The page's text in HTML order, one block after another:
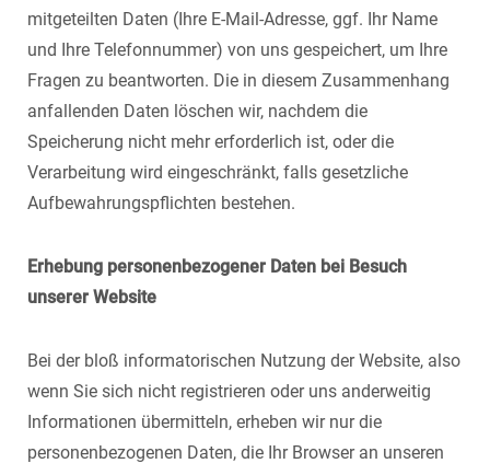
mitgeteilten Daten (Ihre E-Mail-Adresse, ggf. Ihr Name
und Ihre Telefonnummer) von uns gespeichert, um Ihre
Fragen zu beantworten. Die in diesem Zusammenhang
anfallenden Daten löschen wir, nachdem die
Speicherung nicht mehr erforderlich ist, oder die
Verarbeitung wird eingeschränkt, falls gesetzliche
Aufbewahrungspflichten bestehen.
Erhebung personenbezogener Daten bei Besuch
unserer Website
Bei der bloß informatorischen Nutzung der Website, also
wenn Sie sich nicht registrieren oder uns anderweitig
Informationen übermitteln, erheben wir nur die
personenbezogenen Daten, die Ihr Browser an unseren